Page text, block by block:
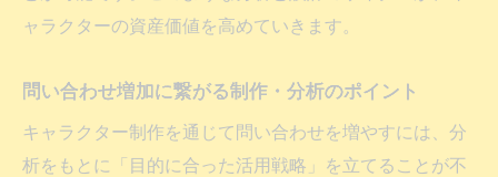
資産価値を高めるキャラクター制作の依頼
法
ャラクターの資産価値を高めていきます。
問い合わせ増加に繋がる制作・分析のポイント
キャラクター制作を通じて問い合わせを増やすには、分
析をもとに「目的に合った活用戦略」を立てることが不